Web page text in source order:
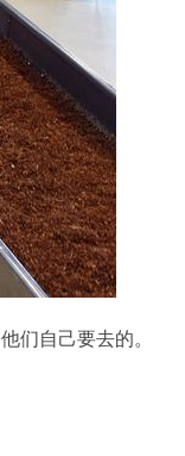
们自己要去的。